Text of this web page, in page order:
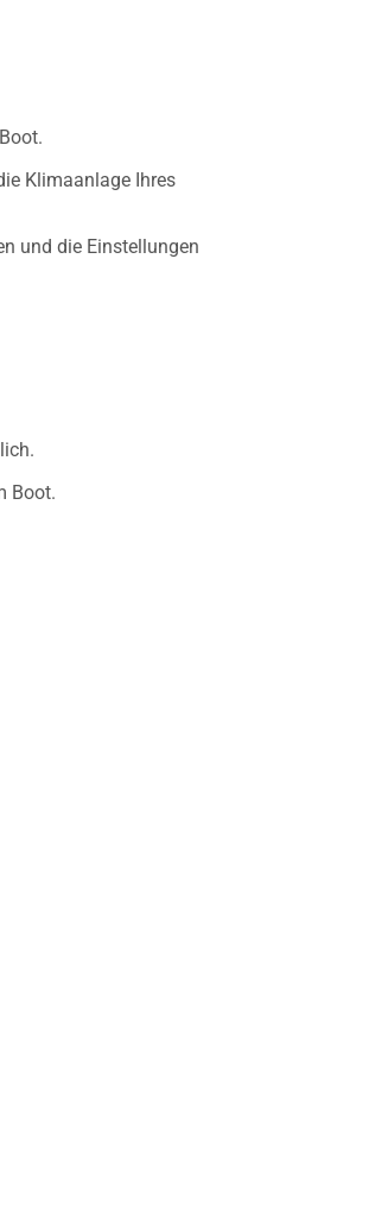
Klimaanlage Ihres
und die Einstellungen
Boot.